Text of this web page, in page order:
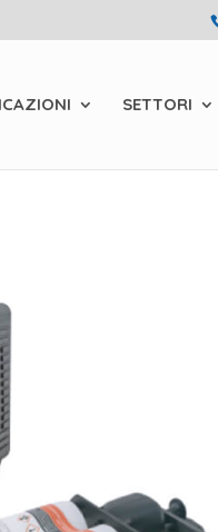
SETTORI